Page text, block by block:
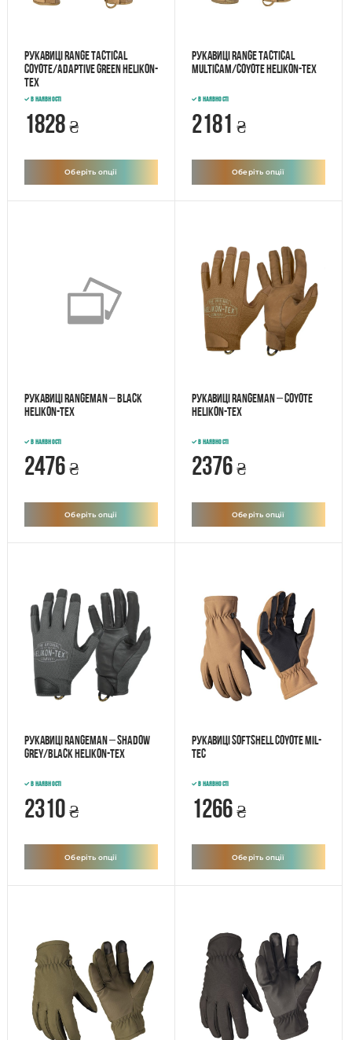
Рукавиці Range Tactical
Coyote/Adaptive Green Helikon-
Tex
В наявності
1828 ₴
Оберіть опції
Рукавиці Range Tactical
MultiCam/Coyote Helikon-Tex
В наявності
2181 ₴
Оберіть опції
Рукавиці Rangeman – Black
Helikon-Tex
В наявності
2476 ₴
Оберіть опції
Рукавиці Rangeman – Coyote
Helikon-Tex
В наявності
2376 ₴
Оберіть опції
Рукавиці Rangeman – Shadow
Grey/Black Helikon-Tex
В наявності
2310 ₴
Оберіть опції
Рукавиці SOFTSHELL Coyote MIL-
TEC
В наявності
1266 ₴
Оберіть опції